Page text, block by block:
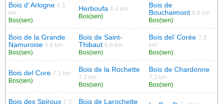
Bois d’ Arlogne 6.3
km
Bos(sen)
Herboufa 6.4 km
Bos(sen)
Bois de
Bouchaimont 6.6 km
Bos(sen)
Bois de la Grande
Namuroise 6.6 km
Bos(sen)
Bois de Saint-
Thibaut 6.9 km
Bos(sen)
Bois del’ Corée 7.3
km
Bos(sen)
Bois del Core 7.3 km
Bos(sen)
Bois de la Rochette
7.3 km
Bos(sen)
Bois de Chardonne
7.3 km
Bos(sen)
Bois des Spiroux 7.3
Bois de Larochette